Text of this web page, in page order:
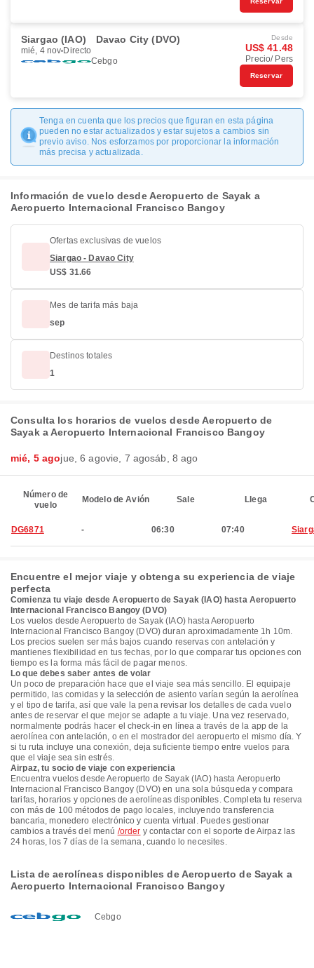
Siargao (IAO) Davao City (DVO)
mié, 4 nov Directo
Cebgo
Desde
US$ 41.48
Precio/ Pers
Reservar
Tenga en cuenta que los precios que figuran en esta página
pueden no estar actualizados y estar sujetos a cambios sin
previo aviso. Nos esforzamos por proporcionar la información
más precisa y actualizada.
Información de vuelo desde Aeropuerto de Sayak a
Aeropuerto Internacional Francisco Bangoy
Ofertas exclusivas de vuelos
Siargao - Davao City
US$ 31.66
Mes de tarifa más baja
sep
Destinos totales
1
Consulta los horarios de vuelos desde Aeropuerto de
Sayak a Aeropuerto Internacional Francisco Bangoy
mié, 5 agojue, 6 agovie, 7 agosáb, 8 ago
Número de
vuelo
Modelo de Avión Sale Llega
DG6871 - 06:30 07:40
Encuentre el mejor viaje y obtenga su experiencia de viaje
perfecta
Comienza tu viaje desde Aeropuerto de Sayak (IAO) hasta Aeropuerto
Internacional Francisco Bangoy (DVO)
Los vuelos desde Aeropuerto de Sayak (IAO) hasta Aeropuerto
Internacional Francisco Bangoy (DVO) duran aproximadamente 1h 10m.
Los precios suelen ser más bajos cuando reservas con antelación y
mantienes flexibilidad en tus fechas, por lo que comparar tus opciones con
tiempo es la forma más fácil de pagar menos.
Lo que debes saber antes de volar
Un poco de preparación hace que el viaje sea más sencillo. El equipaje
permitido, las comidas y la selección de asiento varían según la aerolínea
y el tipo de tarifa, así que vale la pena revisar los detalles de cada vuelo
antes de reservar el que mejor se adapte a tu viaje. Una vez reservado,
normalmente podrás hacer el check-in en línea a través de la app de la
aerolínea con antelación, o en el mostrador del aeropuerto el mismo día. Y
si tu ruta incluye una conexión, deja suficiente tiempo entre vuelos para
que el viaje sea sin estrés.
Airpaz, tu socio de viaje con experiencia
Encuentra vuelos desde Aeropuerto de Sayak (IAO) hasta Aeropuerto
Internacional Francisco Bangoy (DVO) en una sola búsqueda y compara
tarifas, horarios y opciones de aerolíneas disponibles. Completa tu reserva
con más de 100 métodos de pago locales, incluyendo transferencia
bancaria, monedero electrónico y cuenta virtual. Puedes gestionar
cambios a través del menú /order y contactar con el soporte de Airpaz las
24 horas, los 7 días de la semana, cuando lo necesites.
Lista de aerolíneas disponibles de Aeropuerto de Sayak a
Aeropuerto Internacional Francisco Bangoy
Cebgo